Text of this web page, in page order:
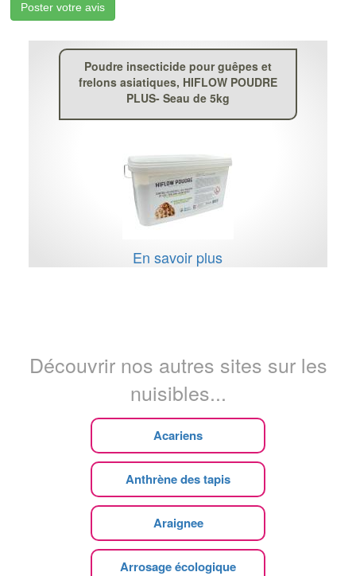
Poster votre avis
Poudre insecticide pour guêpes et
frelons asiatiques, HIFLOW POUDRE
PLUS- Seau de 5kg
En savoir plus
Découvrir nos autres sites sur les
nuisibles...
Acariens
Anthrène des tapis
Araignee
Arrosage écologique